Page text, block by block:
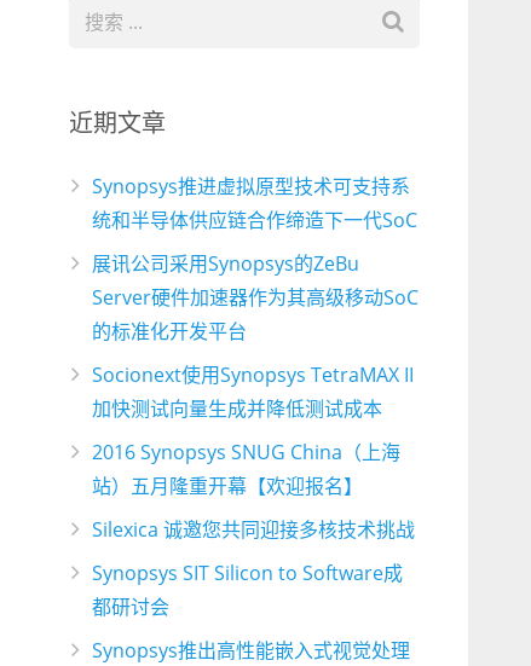
近期文章
Synopsys推进虚拟原型技术可支持系
统和半导体供应链合作缔造下一代SoC
展讯公司采用Synopsys的ZeBu
Server硬件加速器作为其高级移动SoC
的标准化开发平台
Socionext使用Synopsys TetraMAX II
加快测试向量生成并降低测试成本
2016 Synopsys SNUG China（上海
站）五月隆重开幕【欢迎报名】
Silexica 诚邀您共同迎接多核技术挑战
Synopsys SIT Silicon to Software成
都研讨会
Synopsys推出高性能嵌入式视觉处理